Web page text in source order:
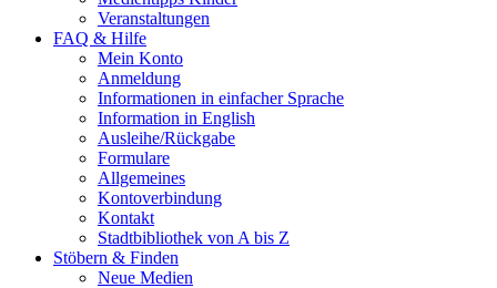
Veranstaltungen
FAQ & Hilfe
Mein Konto
Anmeldung
Informationen in einfacher Sprache
Information in English
Ausleihe/Rückgabe
Formulare
Allgemeines
Kontoverbindung
Kontakt
Stadtbibliothek von A bis Z
Stöbern & Finden
Neue Medien